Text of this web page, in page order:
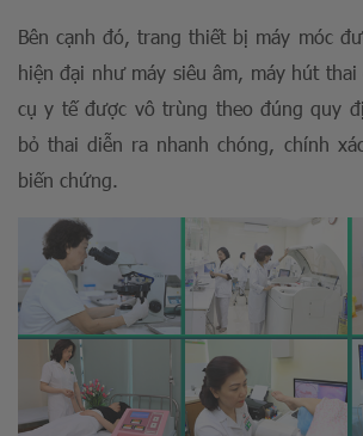
Bên cạnh đó, trang thiết bị máy móc
hiện đại như máy siêu âm, máy hút
cụ y tế được vô trùng theo đúng quy
bỏ thai diễn ra nhanh chóng, chính
biến chứng.